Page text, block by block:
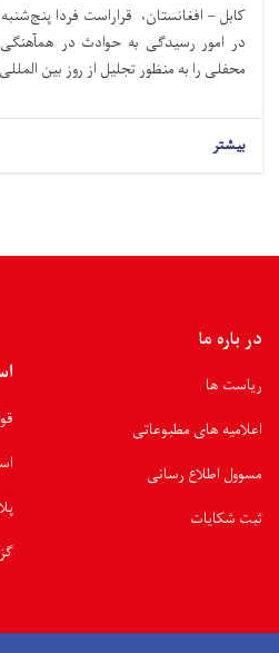
در امور رسیدگی به حوادث در همآهنگی
محفلی را به منظور تجلیل از روز بین
بیشتر
در باره ما
ریاست ها
اعلامیه های مطبوعاتی
مسوول اطلاع رسانی
ثبت شکایات